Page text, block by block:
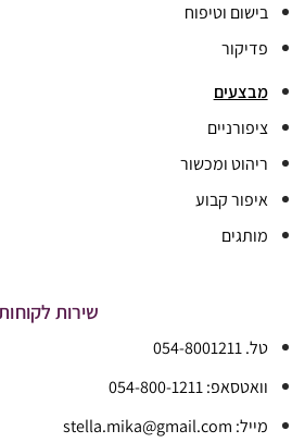
בישום וטיפוח
פדיקור
מבצעים
ציפורניים
ריהוט ומכשור
איפור קבוע
מותגים
שירות
טל. 054-8001211
וואטסאפ: 054-800-1211
מייל: stella.mika@gmail.com